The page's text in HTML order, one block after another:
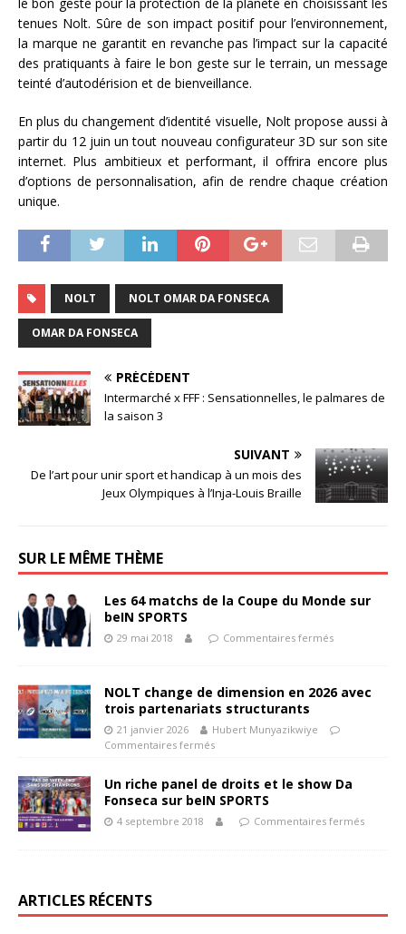
tenues Nolt. Sûre de son impact positif pour l’environnement,
la marque ne garantit en revanche pas l’impact sur la capacité
des pratiquants à faire le bon geste sur le terrain, un message
teinté d’autodérision et de bienveillance.
En plus du changement d’identité visuelle, Nolt propose aussi à
partir du 12 juin un tout nouveau configurateur 3D sur son site
internet. Plus ambitieux et performant, il offrira encore plus
d’options de personnalisation, afin de rendre chaque création
unique.
NOLT NOLT OMAR DA FONSECA
OMAR DA FONSECA
PRÉCÉDENT
Intermarché x FFF : Sensationnelles, le palmares de
la saison 3
SUIVANT
De l’art pour unir sport et handicap à un mois des
Jeux Olympiques à l’Inja-Louis Braille
SUR LE MÊME THÈME
Les 64 matchs de la Coupe du Monde sur
beIN SPORTS
29 mai 2018 Commentaires fermés
NOLT change de dimension en 2026 avec
trois partenariats structurants
21 janvier 2026
Hubert Munyazikwiye
Commentaires fermés
Un riche panel de droits et le show Da
Fonseca sur beIN SPORTS
4 septembre 2018 Commentaires fermés
ARTICLES RÉCENTS